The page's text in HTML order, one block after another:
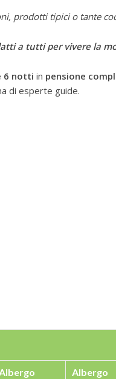
prodotti tipici o tante
a tutti per vivere la
6 notti in pensione
di esperte guide.
Albergo